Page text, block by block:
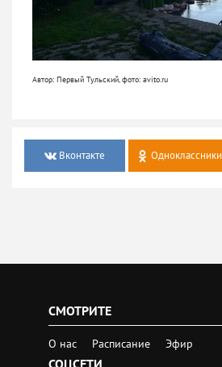
Автор: Первый Тульский, фото: avito.ru
Вконтакте Одноклассники
СМОТРИТЕ
О нас Расписание Эфир